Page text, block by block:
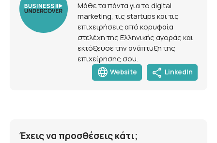
Μάθε τα πάντα για το digital
marketing, τις startups και τις
επιχειρήσεις από κορυφαία
στελέχη της Ελληνικής αγοράς και
εκτόξευσε την ανάπτυξη της
επιχείρησης σου.
language Website share LinkedIn
Έχεις να προσθέσεις κάτι;